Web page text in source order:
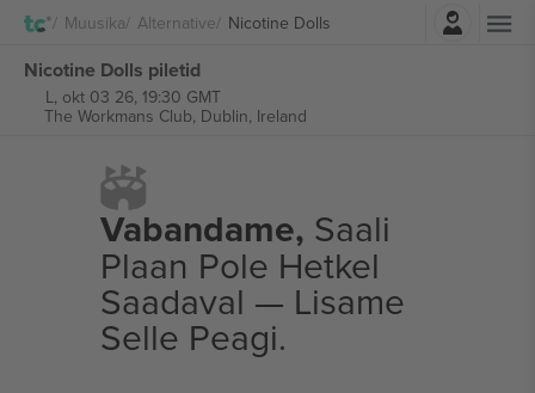
Muusika Alternative Nicotine DollsLogi sisse
Nicotine Dolls piletid
L, okt 03 26, 19:30 GMT
The Workmans Club, Dublin, Ireland
Vabandame, Saali
Plaan Pole Hetkel
Saadaval — Lisame
Selle Peagi.